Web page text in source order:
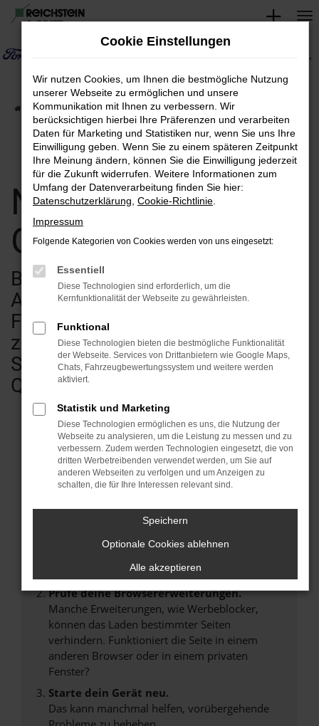
Zum
springen
Startseite Verkauf Fahrzeugsuche
Neuwagen &
Gebrauchtwagen
Bei uns finden Sie eine breite
Auswahl an verschiedenen
Fahrzeugen - vom Kleinwagen bis
zum Transporter & Wohnmobil.
Sofort verfügbar in geprüfter
Qualität.
Fehler: Network Error
Beim Laden ist ein Fehler aufgetreten.
Überprüfe deine Firewall und deine
Internetverbindung.
Prüfe deine Browsererweiterungen.
Manche Erweiterungen, wie Werbeblocker,
können das Laden bestimmter Seiten
verhindern. Funktioniert die Seite in einem
anderen Browser oder in einem privaten
Fenster?
Starte dein Gerät neu.
Das kann manchmal helfen, vorübergehende
Cookie Einstellungen
Wir nutzen Cookies, um Ihnen die bestmögliche Nutzung
unserer Webseite zu ermöglichen und unsere
Kommunikation mit Ihnen zu verbessern. Wir
berücksichtigen hierbei Ihre Präferenzen und verarbeiten
Daten für Marketing und Statistiken nur, wenn Sie uns Ihre
Einwilligung geben. Wenn Sie zu einem späteren Zeitpunkt
Ihre Meinung ändern, können Sie die Einwilligung jederzeit
für die Zukunft widerrufen. Weitere Informationen zum
Umfang der Datenverarbeitung finden Sie hier:
Datenschutzerklärung Cookie-Richtlinie
Impressum
Folgende Kategorien von Cookies werden von uns eingesetzt:
Essentiell
Diese Technologien sind erforderlich, um die
Kernfunktionalität der Webseite zu gewährleisten.
Funktional
Diese Technologien bieten die bestmögliche Funktionalität
der Webseite. Services von Drittanbietern wie Google Maps,
Chats, Fahrzeugbewertungssystem und weitere werden
aktiviert.
Statistik und Marketing
Diese Technologien ermöglichen es uns, die Nutzung der
Webseite zu analysieren, um die Leistung zu messen und zu
verbessern. Zudem werden Technologien eingesetzt, die von
dritten Werbetreibenden verwendet werden, um Sie auf
anderen Webseiten zu verfolgen und um Anzeigen zu
schalten, die für Ihre Interessen relevant sind.
Speichern
Optionale Cookies ablehnen
Alle akzeptieren